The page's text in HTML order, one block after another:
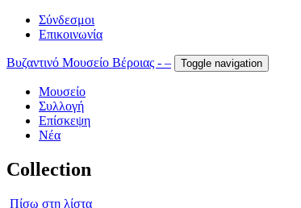
Σύνδεσμοι
Επικοινωνία
Βυζαντινό Μουσείο Βέροιας - – Toggle navigation
Μουσείο
Συλλογή
Επίσκεψη
Νέα
Collection
Πίσω στη λίστα